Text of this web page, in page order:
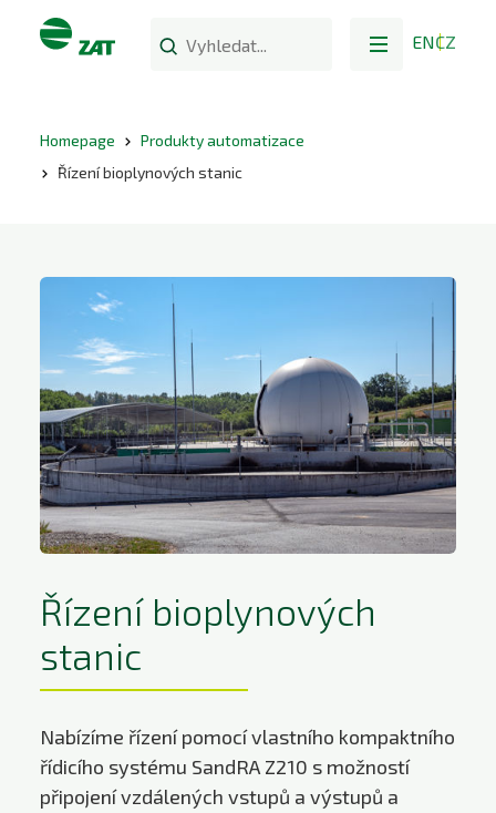
ENCZ
Homepage
Produkty automatizace
Řízení bioplynových stanic
Řízení bioplynových
stanic
Nabízíme řízení pomocí vlastního kompaktního
řídicího systému SandRA Z210 s možností
připojení vzdálených vstupů a výstupů a